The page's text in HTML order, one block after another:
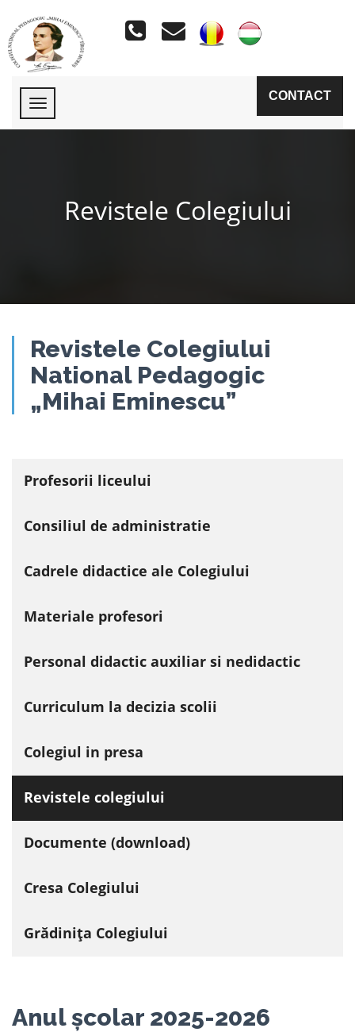
CONTACT
Revistele Colegiului
Revistele Colegiului
National Pedagogic
„Mihai Eminescu”
Profesorii liceului
Consiliul de administratie
Cadrele didactice ale Colegiului
Materiale profesori
Personal didactic auxiliar si nedidactic
Curriculum la decizia scolii
Colegiul in presa
Revistele colegiului
Documente (download)
Cresa Colegiului
Grădinița Colegiului
Anul școlar 2025-2026